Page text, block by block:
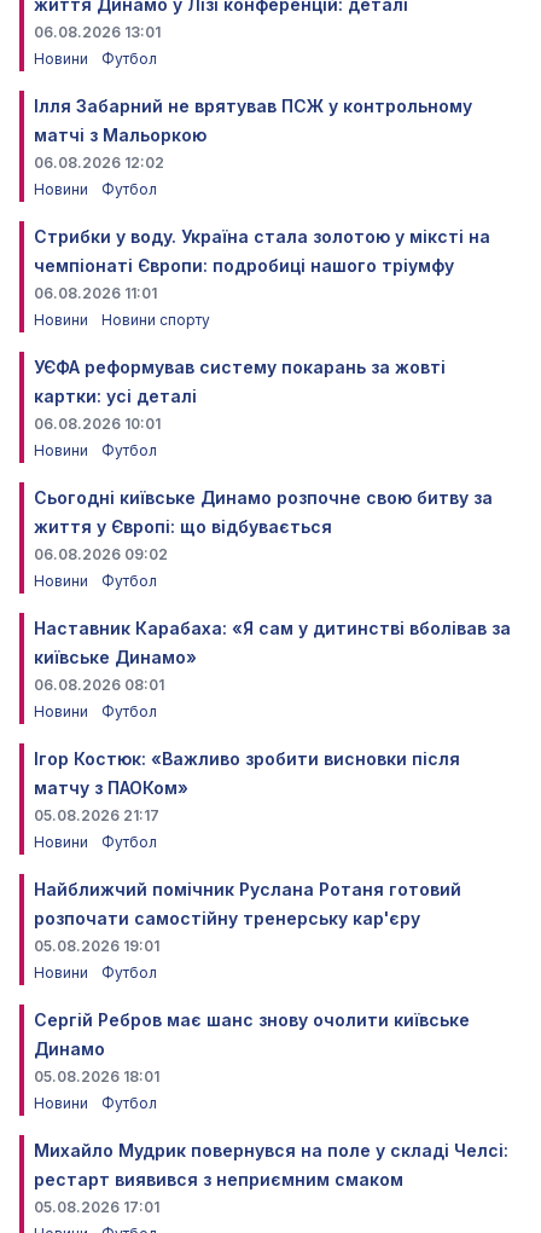
життя Динамо у Лізі конференцій: деталі
06.08.2026 13:01
Новини
Футбол
Ілля Забарний не врятував ПСЖ у контрольному
матчі з Мальоркою
06.08.2026 12:02
Новини
Футбол
Стрибки у воду. Україна стала золотою у міксті на
чемпіонаті Європи: подробиці нашого тріумфу
06.08.2026 11:01
Новини
Новини спорту
УЄФА реформував систему покарань за жовті
картки: усі деталі
06.08.2026 10:01
Новини
Футбол
Сьогодні київське Динамо розпочне свою битву за
життя у Європі: що відбувається
06.08.2026 09:02
Новини
Футбол
Наставник Карабаха: «Я сам у дитинстві вболівав за
київське Динамо»
06.08.2026 08:01
Новини
Футбол
Ігор Костюк: «Важливо зробити висновки після
матчу з ПАОКом»
05.08.2026 21:17
Новини
Футбол
Найближчий помічник Руслана Ротаня готовий
розпочати самостійну тренерську кар'єру
05.08.2026 19:01
Новини
Футбол
Сергій Ребров має шанс знову очолити київське
Динамо
05.08.2026 18:01
Новини
Футбол
Михайло Мудрик повернувся на поле у складі Челсі:
рестарт виявився з неприємним смаком
05.08.2026 17:01